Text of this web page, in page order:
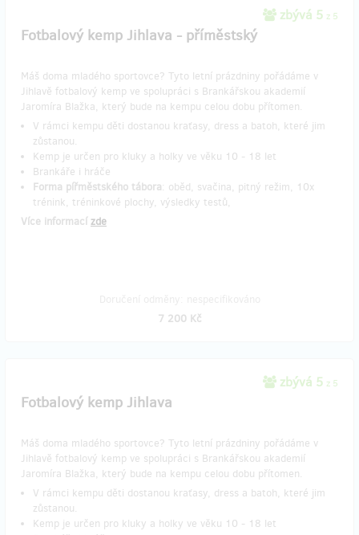
zbývá 5 z 5
Fotbalový kemp Jihlava - příměstský
Máš doma mladého sportovce? Tyto letní prázdniny pořádáme v
Jihlavě fotbalový kemp ve spolupráci s Brankářskou akademií
Jaromíra Blažka, který bude na kempu celou dobu přítomen.
V rámci kempu děti dostanou kraťasy, dress a batoh, které jim
zůstanou.
Kemp je určen pro kluky a holky ve věku 10 - 18 let
Brankáře i hráče
Forma pířměstského tábora: oběd, svačina, pitný režim, 10x
trénink, tréninkové plochy, výsledky testů,
Více informací zde
7 200 Kč
zbývá 5 z 5
Fotbalový kemp Jihlava
Máš doma mladého sportovce? Tyto letní prázdniny pořádáme v
Jihlavě fotbalový kemp ve spolupráci s Brankářskou akademií
Jaromíra Blažka, který bude na kempu celou dobu přítomen.
V rámci kempu děti dostanou kraťasy, dress a batoh, které jim
zůstanou.
Kemp je určen pro kluky a holky ve věku 10 - 18 let